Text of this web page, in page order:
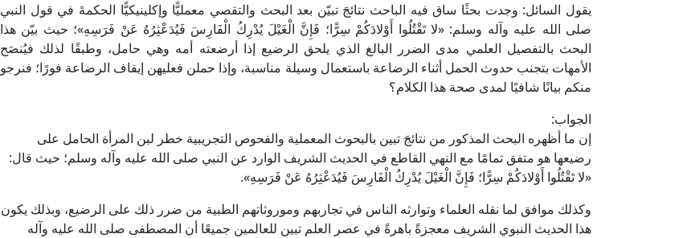
يقول السائل: وجدت بحثًا ساق فيه الباحث نتائجَ تبيّن بعد البحث والتقصي معمليًّا وإكلينيكيًّا الحكمةَ في قول النبي
صلى الله عليه وآله وسلم: «لا تَقْتُلُوا أَوْلادَكُمْ سِرًّا؛ فَإِنَّ الْغَيْلَ يُدْرِكُ الْفَارِسَ فَيُدَعْثِرُهُ عَنْ فَرَسِهِ»؛ حيث بيّن هذا
البحث بالتفصيل العلمي مدى الضرر البالغ الذي يلحق الرضيع إذا أرضعته أمه وهي حامل، وطبقًا لذلك فيُنصَح
الأمهات بتجنب حدوث الحمل أثناء الرضاعة باستعمال وسيلة مناسبة، وإذا حملن فعليهن إيقاف الرضاعة فورًا؛ فنرجو
منكم بيانًا شافيًا لمدى صحة هذا الكلام؟
الجواب:
إن ما أظهره البحث المذكور من نتائجَ تبين بالبحوث المعملية والفحوص التجريبية خطر لبن المرأة الحامل على
رضيعها هو متفق تمامًا مع النهي القاطع في الحديث الشريف الوارد عن النبي صلى الله عليه وآله وسلم؛ حيث قال:
«لا تَقْتُلُوا أَوْلادَكُمْ سِرًّا؛ فَإِنَّ الْغَيْلَ يُدْرِكُ الْفَارِسَ فَيُدَعْثِرُهُ عَنْ فَرَسِهِ».
وكذلك موافق لما نقله العلماء وتوارثه الناس في تجاربهم وموروثاتهم الطبية من ضرر ذلك على الرضيع، وبذلك يكون
هذا الحديث النبوي الشريف معجزةً باهرةً في عصر العلم تبين للعالمين جميعًا أن المصطفى صلى الله عليه وآله